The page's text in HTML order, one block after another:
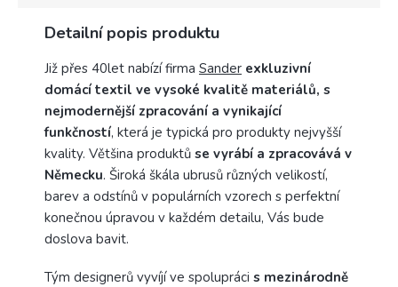
Detailní popis produktu
Již přes 40let nabízí firma Sander exkluzivní
domácí textil ve vysoké kvalitě materiálů, s
nejmodernější zpracování a vynikající
funkčností, která je typická pro produkty nejvyšší
kvality. Většina produktů se vyrábí a zpracovává v
Německu. Široká škála ubrusů různých velikostí,
barev a odstínů v populárních vzorech s perfektní
konečnou úpravou v každém detailu, Vás bude
doslova bavit.
Tým designerů vyvíjí ve spolupráci s mezinárodně